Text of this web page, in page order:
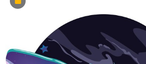
Premium